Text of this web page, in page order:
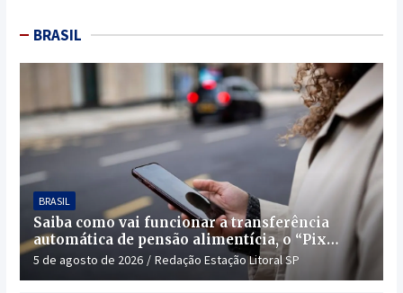
BRASIL
BRASIL
Saiba como vai funcionar a transferência
automática de pensão alimentícia, o “Pix
Pensão”
5 de agosto de 2026 Redação Estação Litoral SP